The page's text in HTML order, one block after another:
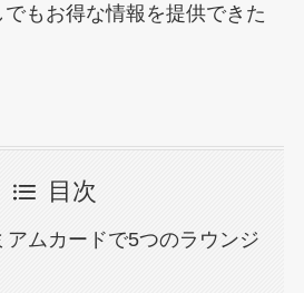
もお得な情報を提供できた
目次
アムカードで5つのラウンジ